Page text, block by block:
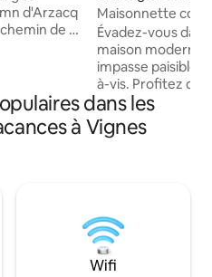
de St
et de nos
pourrez
et
Maisonnette
Évadez-vous
maison moderne,
impasse paisible
à-vis. Profitez
moderne et
nos prestations
professionnel sur
disponible en cas
durant nos
draps et
dans les
à Vignes
Wifi